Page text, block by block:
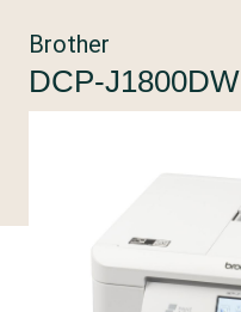
Brother
DCP-J1800DW